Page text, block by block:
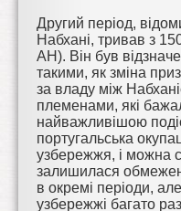
Другий період,
Набхані, тривав з
AH). Він був
такими, як зміна
за владу між
племенами, які
найважливішою
португальська
узбережжя, і можна
залишилася
в окремі періоди,
узбережжі багато